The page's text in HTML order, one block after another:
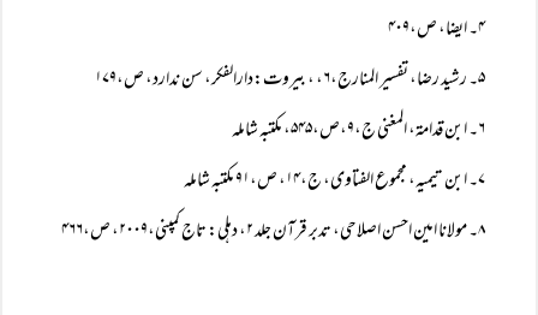
۴۔ ایضا، ص،۴۰۹
۵۔ رشید رضا، تفسیر المنارج،۶، ، بیروت:دارالفکر، سن ندارد، ص،۱۷۹
۶۔ ابن قدامۃ، المغنی ج،۹،ص،۵۴۵، مکتبہ شاملہ
۷۔ ابن تیمیہ، مجموع الفتاوی، ج،۱۴، ص،۹۱ مکتبہ شاملہ
۸۔ مولانا امین احسن اصلاحی، تدبر قرآن جلد ۲، دہلی: تاج کمپنی،۲۰۰۹، ص،۴۶۶